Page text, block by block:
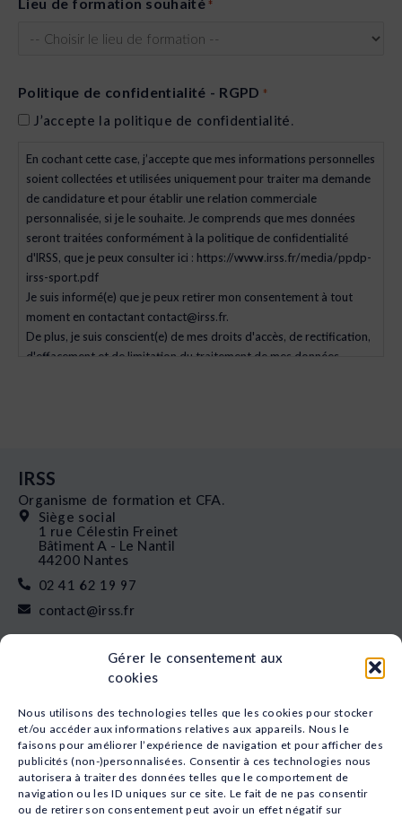
Gérer le consentement aux
cookies
Nous utilisons des technologies telles que les cookies pour stocker
et/ou accéder aux informations relatives aux appareils. Nous le
faisons pour améliorer l’expérience de navigation et pour afficher des
publicités (non-)personnalisées. Consentir à ces technologies nous
autorisera à traiter des données telles que le comportement de
navigation ou les ID uniques sur ce site. Le fait de ne pas consentir
ou de retirer son consentement peut avoir un effet négatif sur
Lieu de formation souhaité *
Politique de confidentialité - RGPD *
J’accepte la politique de confidentialité.
En cochant cette case, j’accepte que mes informations personnelles
soient collectées et utilisées uniquement pour traiter ma demande
de candidature et pour établir une relation commerciale
personnalisée, si je le souhaite. Je comprends que mes données
seront traitées conformément à la politique de confidentialité
d'IRSS, que je peux consulter ici : https://www.irss.fr/media/ppdp-
irss-sport.pdf
Je suis informé(e) que je peux retirer mon consentement à tout
moment en contactant contact@irss.fr.
De plus, je suis conscient(e) de mes droits d'accès, de rectification,
d'effacement et de limitation du traitement de mes données
IRSS
Organisme de formation et CFA.
Siège social
1 rue Célestin Freinet
Bâtiment A - Le Nantil
44200 Nantes
02 41 62 19 97
contact@irss.fr
Nos formations
L’apprentissage
Financement
Qui sommes-nous
Actualités
Nos études
Recrutement
Nos domaines